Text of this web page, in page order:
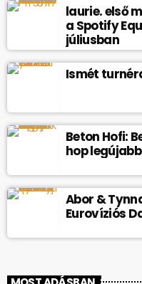
laurie. első
a Spotify
júliusban
Ismét
Beton Hofi:
hop
Abor &
Eurovíziós